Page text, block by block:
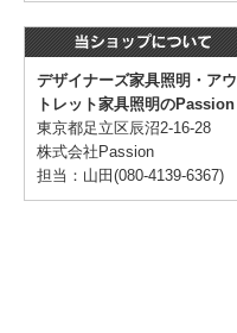
デザイナーズ家具照明・アウ
トレット家具照明のPassion
東京都足立区辰沼2-16-28
株式会社Passion
担当：山田(080-4139-6367)